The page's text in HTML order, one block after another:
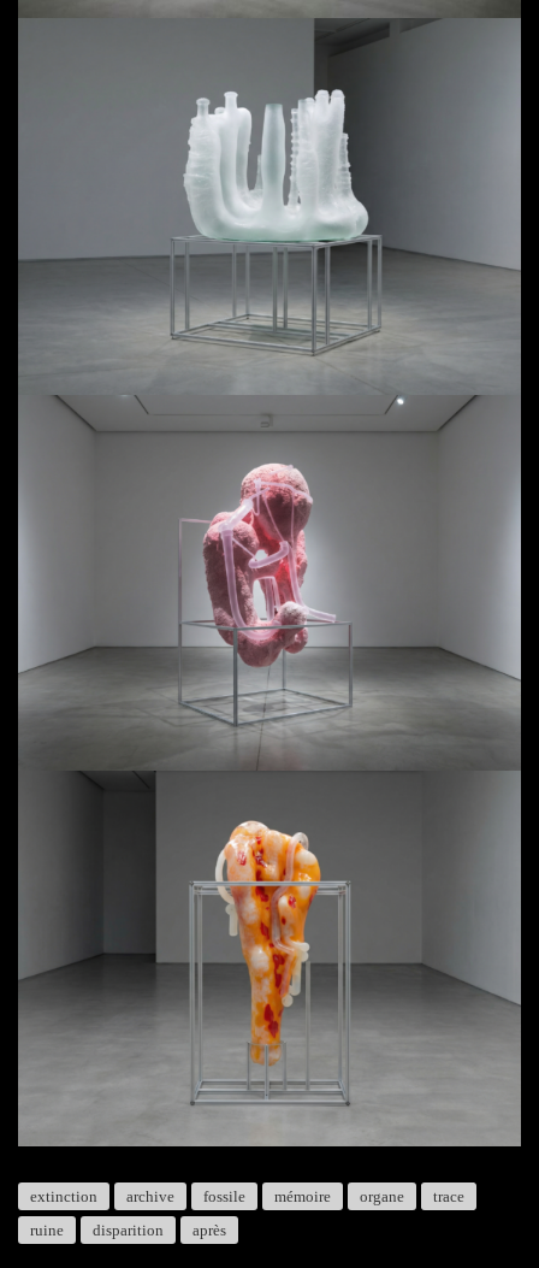
extinction archive fossile mémoire organe
trace
ruine
disparition après